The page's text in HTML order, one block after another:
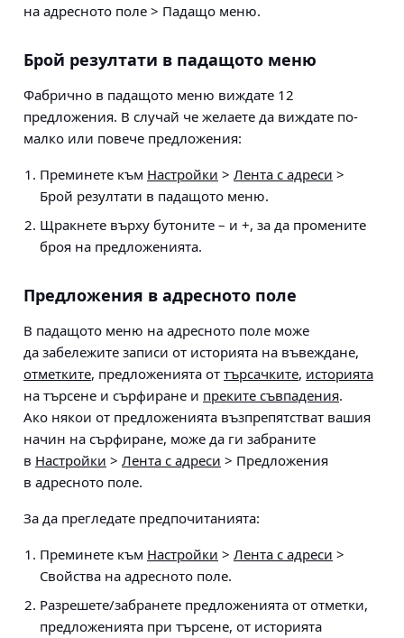
на адресното поле > Падащо меню.
Брой резултати в падащото меню
Фабрично в падащото меню виждате 12
предложения. В случай че желаете да виждате по-
малко или повече предложения:
Преминете към Настройки > Лента с адреси >
Брой резултати в падащото меню.
Щракнете върху бутоните – и +, за да промените
броя на предложенията.
Предложения в адресното поле
В падащото меню на адресното поле може
да забележите записи от историята на въвеждане,
отметките, предложенията от търсачките, историята
на търсене и сърфиране и преките съвпадения.
Ако някои от предложенията възпрепятстват вашия
начин на сърфиране, може да ги забраните
в Настройки > Лента с адреси > Предложения
в адресното поле.
За да прегледате предпочитанията:
Преминете към Настройки > Лента с адреси >
Свойства на адресното поле.
Разрешете/забранете предложенията от отметки,
предложенията при търсене, от историята